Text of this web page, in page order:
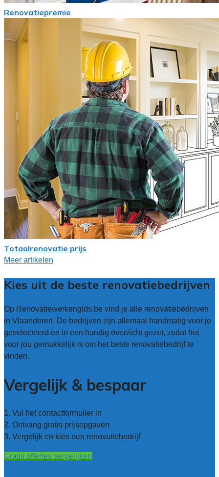
Renovatiepremie
Totaalrenovatie prijs
Meer artikelen
Kies uit de beste renovatiebedrijven
Op Renovatiewerkengids.be vind je alle renovatiebedrijven
in Vlaanderen. De bedrijven zijn allemaal handmatig voor je
geselecteerd en in een handig overzicht gezet, zodat het
voor jou gemakkelijk is om het beste renovatiebedrijf te
vinden.
Vergelijk & bespaar
1. Vul het contactformulier in
2. Ontvang gratis prijsopgaven
3. Vergelijk en kies een renovatiebedrijf
Gratis offertes vergelijken